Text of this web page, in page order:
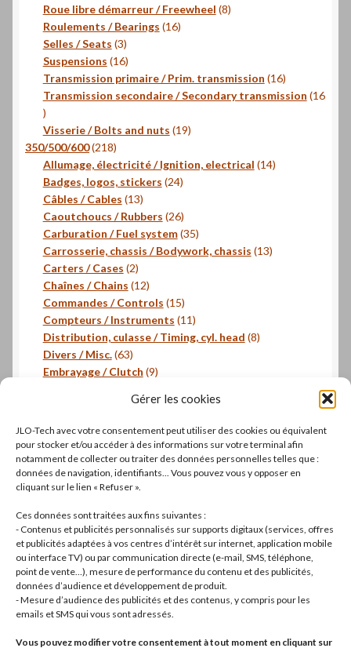
Gérer les cookies
JLO-Tech avec votre consentement peut utiliser des cookies ou équivalent
pour stocker et/ou accéder à des informations sur votre terminal afin
notamment de collecter ou traiter des données personnelles telles que :
données de navigation, identifiants... Vous pouvez vous y opposer en
cliquant sur le lien « Refuser ».
Ces données sont traitées aux fins suivantes :
- Contenus et publicités personnalisés sur supports digitaux (services, offres
et publicités adaptées à vos centres d’intérêt sur internet, application mobile
ou interface TV) ou par communication directe (e-mail, SMS, téléphone,
point de vente…), mesure de performance du contenu et des publicités,
données d’audience et développement de produit.
- Mesure d’audience des publicités et des contenus, y compris pour les
emails et SMS qui vous sont adressés.
Vous pouvez modifier votre consentement à tout moment en cliquant sur
produits
Roue libre démarreur / Freewheel 88
Roulements / Bearings 1616
Selles / Seats 33
produits
Suspensions 1616
produits
Transmission primaire / Prim. transmission 1616
produits
Transmission secondaire / Secondary transmission 16
16
produits
Visserie / Bolts and nuts 1919
350/500/600 218218
produits
Allumage, électricité / Ignition, electrical 1414
Badges, logos, stickers 2424
Câbles / Cables 1313
produits
Caoutchoucs / Rubbers 2626
produits
Carburation / Fuel system 3535
produits
Carrosserie, chassis / Bodywork, chassis 1313
Carters / Cases 22
produits
Chaînes / Chains 1212
produits
Commandes / Controls 1515
produits
Compteurs / Instruments 1111
produits
Distribution, culasse / Timing, cyl. head 88
Divers / Misc. 6363
produits
Embrayage / Clutch 99
produits
1818
produits
Pistons, segments / Pistons, rings 3
produits
- Roulements / Bearings 22
produits
Transmission primaire / Primary transmission 11
Transmission secondaire / Secondary transmission
produits
Visserie / Bolts and nuts 88
produits
Litterature / Books 1111
produits
Autres modèles, Divers / Others models, Misc. 3737
produits
Dell'Orto 4242
produits
Brembo 19
produits
Motos complètes 2222